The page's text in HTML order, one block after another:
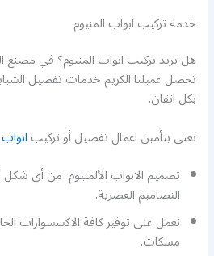
خدمة تركيب ابواب المنيوم
هل تريد تركيب ابواب المنيوم؟ في
تحصل عميلنا الكريم خدمات تفصيل
بكل اتقان.
نعنى بتأمين اعمال تفصيل أو تركيب
تصميم الابواب الألمنيوم من أي
التصاميم العصرية.
نعمل على توفير كافة الاكسسوارات
مسكات.